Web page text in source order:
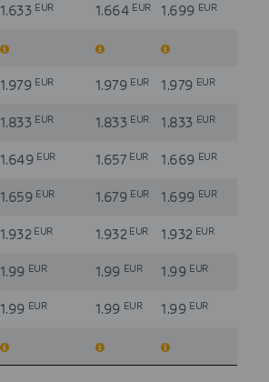
1.633 EUR 1.664 EUR 1.699 EUR
1.979 EUR 1.979 EUR 1.979 EUR
1.833 EUR 1.833 EUR 1.833 EUR
1.649 EUR 1.657 EUR 1.669 EUR
1.659 EUR 1.679 EUR 1.699 EUR
1.932 EUR 1.932 EUR 1.932 EUR
1.99 EUR 1.99 EUR 1.99 EUR
1.99 EUR 1.99 EUR 1.99 EUR